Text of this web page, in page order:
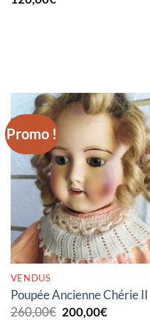
Promo !
RUPTURE DE STOCK
VENDUS
Poupée Ancienne Chérie II
260,00€ Le
200,00€Le